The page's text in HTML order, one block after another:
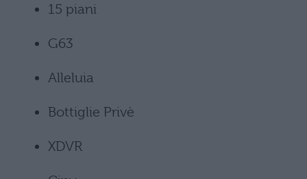
15 piani
G63
Alleluia
Bottiglie Privè
XDVR